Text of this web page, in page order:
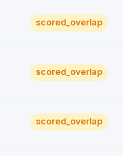
scored_overlap
scored_overlap
scored_overlap